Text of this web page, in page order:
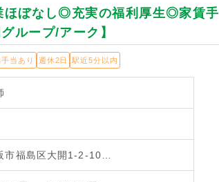
ほぼなし◎充実の福利厚生◎家賃手
ループ/アーク】
当あり 週休2日 駅近5分以内
市福島区大開1-2-10…